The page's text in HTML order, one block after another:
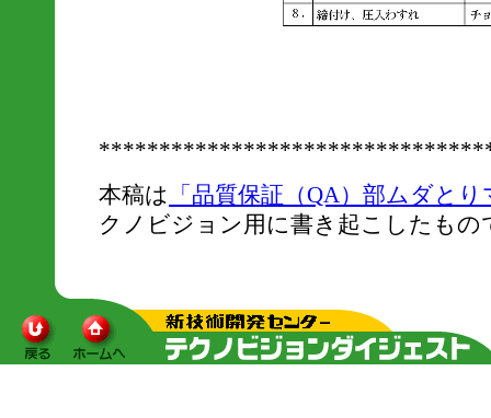
本稿は
「品質保証（QA）部ムダと
クノビジョン用に書き起こしたもの